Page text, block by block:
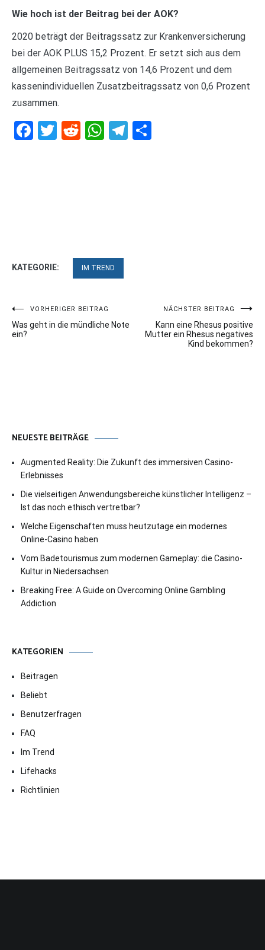
Wie hoch ist der Beitrag bei der AOK?
2020 beträgt der Beitragssatz zur Krankenversicherung
bei der AOK PLUS 15,2 Prozent. Er setzt sich aus dem
allgemeinen Beitragssatz von 14,6 Prozent und dem
kassenindividuellen Zusatzbeitragssatz von 0,6 Prozent
zusammen.
Facebook
Twitter
RedditWhatsApp
Telegram
KATEGORIE: IM TREND
Beitragsnavigation
VORHERIGER BEITRAG
Was geht in die mündliche Note
ein?
NÄCHSTER BEITRAG
Kann eine Rhesus positive
Mutter ein Rhesus negatives
Kind bekommen?
NEUESTE BEITRÄGE
Augmented Reality: Die Zukunft des immersiven Casino-
Erlebnisses
Die vielseitigen Anwendungsbereiche künstlicher Intelligenz –
Ist das noch ethisch vertretbar?
Welche Eigenschaften muss heutzutage ein modernes
Online-Casino haben
Vom Badetourismus zum modernen Gameplay: die Casino-
Kultur in Niedersachsen
Breaking Free: A Guide on Overcoming Online Gambling
Addiction
KATEGORIEN
Beitragen
Beliebt
Benutzerfragen
FAQ
Im Trend
Lifehacks
Richtlinien